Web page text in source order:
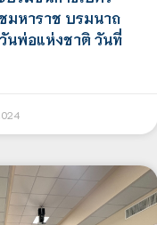
มหาราช บรมนาถ
นพ่อแห่งชาติ วันที่